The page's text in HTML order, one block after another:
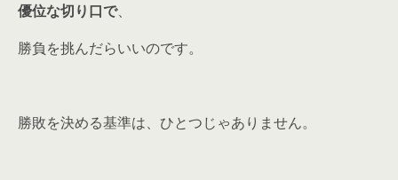
優位な切り口で、
勝負を挑んだらいいのです。
勝敗を決める基準は、ひとつじゃありません。